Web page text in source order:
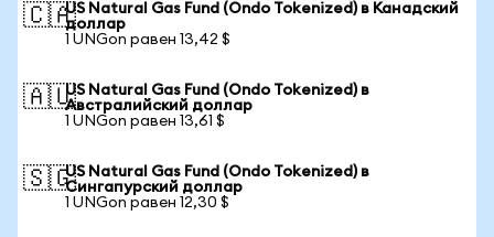
🇨🇦US Natural Gas Fund (Ondo Tokenized) в Канадский
доллар
1 UNGon равен 13,42 $
🇦🇺US Natural Gas Fund (Ondo Tokenized) в
Австралийский доллар
1 UNGon равен 13,61 $
🇸🇬US Natural Gas Fund (Ondo Tokenized) в
Сингапурский доллар
1 UNGon равен 12,30 $